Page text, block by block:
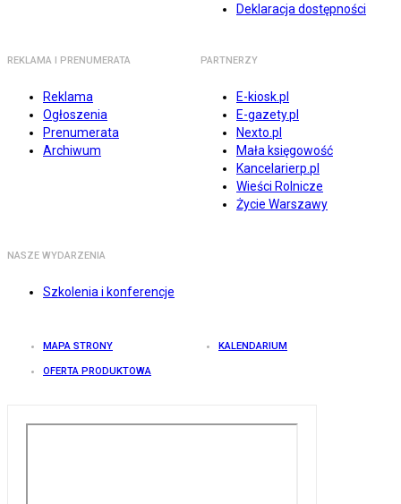
Deklaracja dostępności
REKLAMA I PRENUMERATA
Reklama
Ogłoszenia
Prenumerata
Archiwum
PARTNERZY
E-kiosk.pl
E-gazety.pl
Nexto.pl
Mała księgowość
Kancelarierp.pl
Wieści Rolnicze
Życie Warszawy
NASZE WYDARZENIA
Szkolenia i konferencje
MAPA STRONY KALENDARIUM
OFERTA PRODUKTOWA